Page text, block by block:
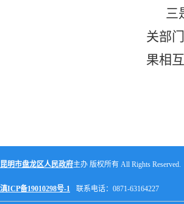
三
关部
果相
昆明市盘龙区人民政府主办 版权所有 All Rights Reserved.
滇ICP备19010298号-1 联系电话：0871-63164227